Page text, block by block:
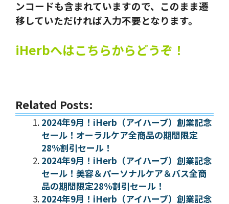
ンコードも含まれていますので、このまま遷
移していただければ入力不要となります。
iHerbへはこちらからどうぞ！
Related Posts:
2024年9月！iHerb（アイハーブ）創業記念
セール！オーラルケア全商品の期間限定
28%割引セール！
2024年9月！iHerb（アイハーブ）創業記念
セール！美容＆パーソナルケア＆バス全商
品の期間限定28%割引セール！
2024年9月！iHerb（アイハーブ）創業記念